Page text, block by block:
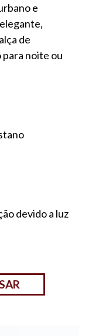
e
de
noite ou
devido a luz